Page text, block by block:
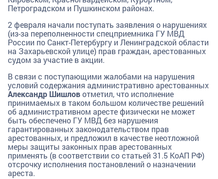
Петроградском и Пушкинском районах.
2 февраля начали поступать заявления о нарушениях
(из-за переполненности спецприемника ГУ МВД
России по Санкт-Петербургу и Ленинградской области
на Захарьевской улице) прав граждан, арестованных
судом за участие в акции.
В связи с поступающими жалобами на нарушения
условий содержания административно арестованных
Александр Шишловотметил, что исполнение
принимаемых в таком большом количестве решений
об административном аресте физически не может
быть обеспечено ГУ МВД без нарушения
гарантированных законодательством прав
арестованных, и предложил в качестве неотложной
меры защиты законных прав арестованных
применять (в соответствии со статьей 31.5 КоАП РФ)
отсрочку исполнения постановлений о назначении
ареста.